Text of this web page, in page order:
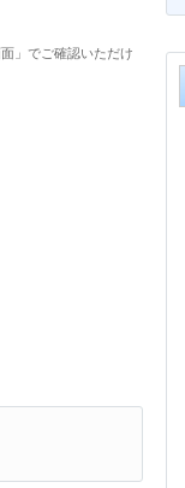
」でご確認いただけ